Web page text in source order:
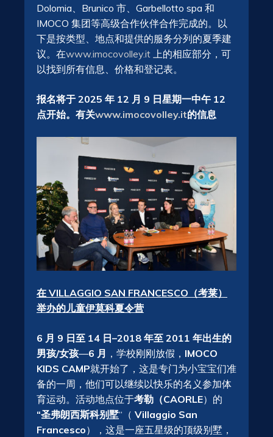
Dolomia、Brunico 市、Garbellotto spa 和
IMOCO 集团等高级合作伙伴合作完成的。以
下是按类型、地点和提供的服务分列的夏季建
议。在www.imocovolley.it 上的相应部分，可
以找到所有信息、价格和登记表。
报名将于 2025 年 12 月 9 日星期一中午 12
点开始。有关www.imocovolley.it的信息
在 VILLAGGIO SAN FRANCESCO（考莱）
举办的儿童伊莫科夏令营
6 月 9 日至 14 日–2018 年至 2011 年出生的
男孩/女孩—6 月 ，学校刚刚放假， IMOCO
KIDS CAMP就开始了，这是专门为小宝宝们准
备的一周，他们可以继续以快乐的名义参加体
育运动。活动地点位于考勒（CAORLE）的
“圣弗朗西斯科别墅“（ Villaggio San
Francesco），这是一座五星级的顶级别墅，